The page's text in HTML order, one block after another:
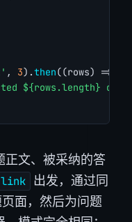
, 3).then((rows) => {
${rows.length}
正文、被采纳的答
link 出发，通过同
面，然后为问题